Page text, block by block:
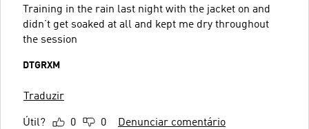
Training in the rain last night with the jacket on and
didn’t get soaked at all and kept me dry throughout
the session
DTGRXM
Traduzir
Útil? 0 0 Denunciar comentário